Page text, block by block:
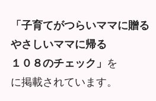
「子育てがつらいママに贈る
やさしいママに帰る
１０８のチェック」 を
に掲載されています。